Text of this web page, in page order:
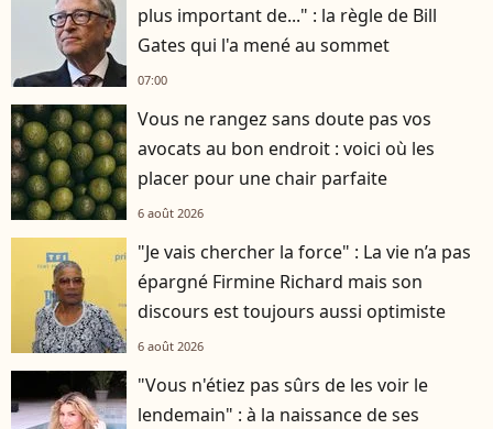
plus important de..." : la règle de Bill
Gates qui l'a mené au sommet
07:00
Vous ne rangez sans doute pas vos
avocats au bon endroit : voici où les
placer pour une chair parfaite
6 août 2026
"Je vais chercher la force" : La vie n’a pas
épargné Firmine Richard mais son
discours est toujours aussi optimiste
6 août 2026
"Vous n'étiez pas sûrs de les voir le
lendemain" : à la naissance de ses